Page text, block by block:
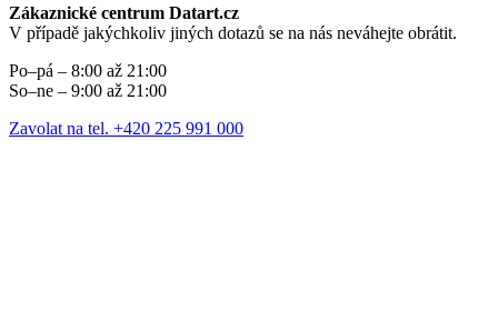
Zákaznické centrum Datart.cz
V případě jakýchkoliv jiných dotazů se na nás neváhejte obrátit.
Po–pá – 8:00 až 21:00
So–ne – 9:00 až 21:00
Zavolat na tel. +420 225 991 000